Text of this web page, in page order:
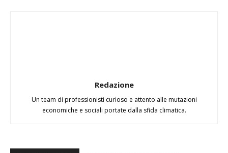
Redazione
Un team di professionisti curioso e attento alle mutazioni
economiche e sociali portate dalla sfida climatica.